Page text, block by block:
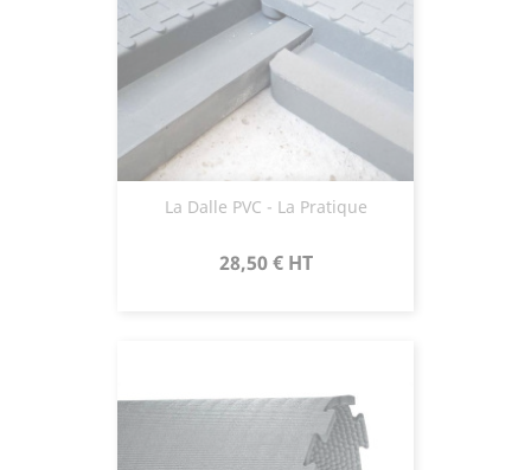
La Dalle PVC - La Pratique
Prix
28,50 €HT